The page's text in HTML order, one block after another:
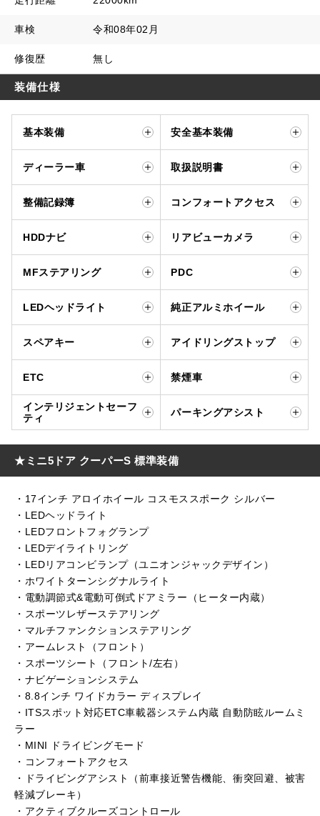
車検 令和08年02月
修復歴 無し
装備仕様
基本装備 安全基本装備
ディーラー車 取扱説明書
整備記録簿 コンフォートアクセス
HDDナビ リアビューカメラ
MFステアリング PDC
LEDヘッドライト 純正アルミホイール
スペアキー アイドリングストップ
ETC 禁煙車
インテリジェントセーフ
ティ
パーキングアシスト
★ミニ5ドア クーパーS 標準装備
・17インチ アロイホイール コスモススポーク シルバー
・LEDヘッドライト
・LEDフロントフォグランプ
・LEDデイライトリング
・LEDリアコンビランプ（ユニオンジャックデザイン）
・ホワイトターンシグナルライト
・電動調節式&電動可倒式ドアミラー（ヒーター内蔵）
・スポーツレザーステアリング
・マルチファンクションステアリング
・アームレスト（フロント）
・スポーツシート（フロント/左右）
・ナビゲーションシステム
・8.8インチ ワイドカラー ディスプレイ
・ITSスポット対応ETC車載器システム内蔵 自動防眩ルームミ
ラー
・MINI ドライビングモード
・コンフォートアクセス
・ドライビングアシスト（前車接近警告機能、衝突回避、被害
軽減ブレーキ）
・アクティブクルーズコントロール